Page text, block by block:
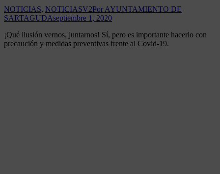
NOTICIAS, NOTICIASV2Por AYUNTAMIENTO DE
SARTAGUDAseptiembre 1, 2020
¡Qué ilusión vernos, juntarnos! Sí, pero es importante hacerlo con
precaución y medidas preventivas frente al Covid-19.